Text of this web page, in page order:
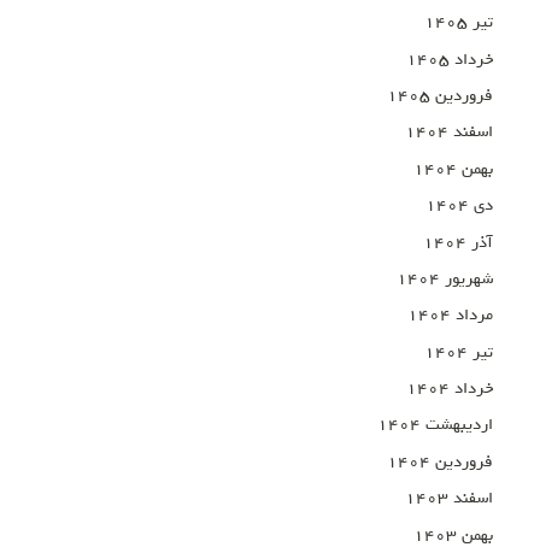
تیر ۱۴۰۵
خرداد ۱۴۰۵
فروردین ۱۴۰۵
اسفند ۱۴۰۴
بهمن ۱۴۰۴
دی ۱۴۰۴
آذر ۱۴۰۴
شهریور ۱۴۰۴
مرداد ۱۴۰۴
تیر ۱۴۰۴
خرداد ۱۴۰۴
اردیبهشت ۱۴۰۴
فروردین ۱۴۰۴
اسفند ۱۴۰۳
بهمن ۱۴۰۳